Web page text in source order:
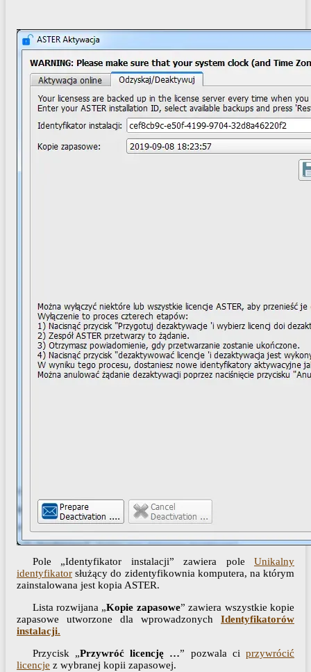
Pole „Identyfikator instalacji” zawiera pole Unikalny
identyfikator służący do zidentyfikownia komputera, na którym
zainstalowana jest kopia ASTER.
Lista rozwijana „Kopie zapasowe” zawiera wszystkie kopie
zapasowe utworzone dla wprowadzonych Identyfikatorów
instalacji.
Przycisk „Przywróć licencję …” pozwala ci przywrócić
licencje z wybranej kopii zapasowej.